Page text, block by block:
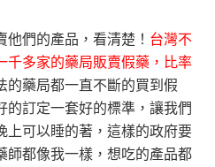
們的產品，看清楚！ 台灣不
千多家的藥局販賣假藥，比率
的藥局都一直不斷的買到假
的訂定一套好的標準，讓我們
上可以睡的著，這樣的政府要
師都像我一樣，想吃的產品都